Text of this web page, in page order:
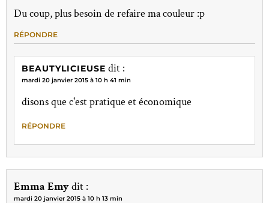
Du coup, plus besoin de refaire ma couleur :p
RÉPONDRE
BEAUTYLICIEUSE dit :
mardi 20 janvier 2015 à 10 h 41 min
disons que c'est pratique et économique
RÉPONDRE
Emma Emydit :
mardi 20 janvier 2015 à 10 h 13 min